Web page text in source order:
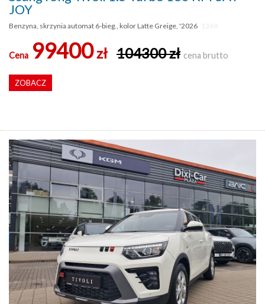
JOY
Benzyna, skrzynia automat 6-bieg., kolor Latte Greige, '2026
Cena 99400zł 104300 zł cena brutto
ZOBACZ